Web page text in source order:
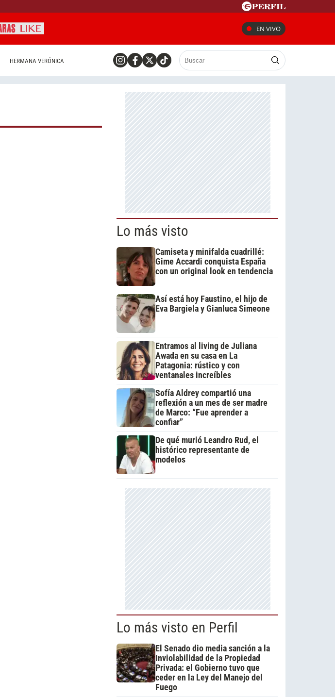
EN VIVO
HERMANA VERÓNICA
Lo más visto
Camiseta y minifalda cuadrillé:
Gime Accardi conquista España
con un original look en tendencia
Así está hoy Faustino, el hijo de
Eva Bargiela y Gianluca Simeone
Entramos al living de Juliana
Awada en su casa en La
Patagonia: rústico y con
ventanales increíbles
Sofía Aldrey compartió una
reflexión a un mes de ser madre
de Marco: “Fue aprender a
confiar”
De qué murió Leandro Rud, el
histórico representante de
modelos
Lo más visto en Perfil
El Senado dio media sanción a la
Inviolabilidad de la Propiedad
Privada: el Gobierno tuvo que
ceder en la Ley del Manejo del
Fuego